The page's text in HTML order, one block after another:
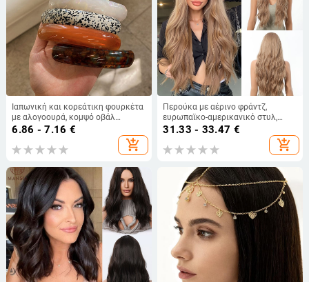
Ιαπωνική και κορεάτικη φουρκέτα
με αλογοουρά, κομψό οβάλ
καμπύλο ρετρό acetate, με κλιπ για
άνοιξη, σε στυλ φουρκέτας. Νέο
6.86 - 7.16 €
add_shopping_cart
Περούκα με αέρινο φράντζ,
ευρωπαϊκο-αμερικανικό στυλ,
μακριά σγουρά μαλλιά, οικιακό
31.33 - 33.47 €
add_shopping_cart